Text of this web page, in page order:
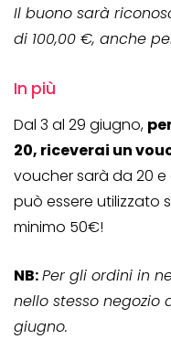
Il buono sarà
di 100,00 €, anche
In più
Dal 3 al 29 giugno,
20, riceverai un
voucher sarà da 20
può essere utilizzato
minimo 50€!
NB:Per gli ordini in
nello stesso negozio
giugno.